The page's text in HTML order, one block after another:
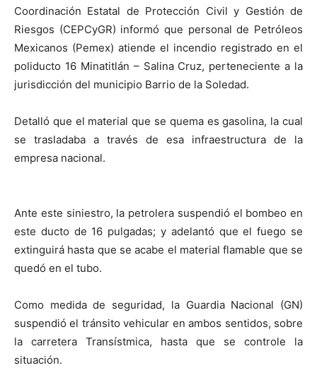
Coordinación Estatal de Protección Civil y Gestión de
Riesgos (CEPCyGR) informó que personal de Petróleos
Mexicanos (Pemex) atiende el incendio registrado en el
poliducto 16 Minatitlán – Salina Cruz, perteneciente a la
jurisdicción del municipio Barrio de la Soledad.
Detalló que el material que se quema es gasolina, la cual
se trasladaba a través de esa infraestructura de la
empresa nacional.
Ante este siniestro, la petrolera suspendió el bombeo en
este ducto de 16 pulgadas; y adelantó que el fuego se
extinguirá hasta que se acabe el material flamable que se
quedó en el tubo.
Como medida de seguridad, la Guardia Nacional (GN)
suspendió el tránsito vehicular en ambos sentidos, sobre
la carretera Transístmica, hasta que se controle la
situación.